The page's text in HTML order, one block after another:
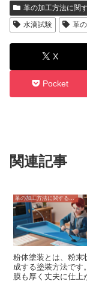
革の加工方法に関
水滴試験
革
X
Pocket
関連記事
粉体塗装とは、粉末
成する塗装方法です
膜も厚く丈夫に仕上